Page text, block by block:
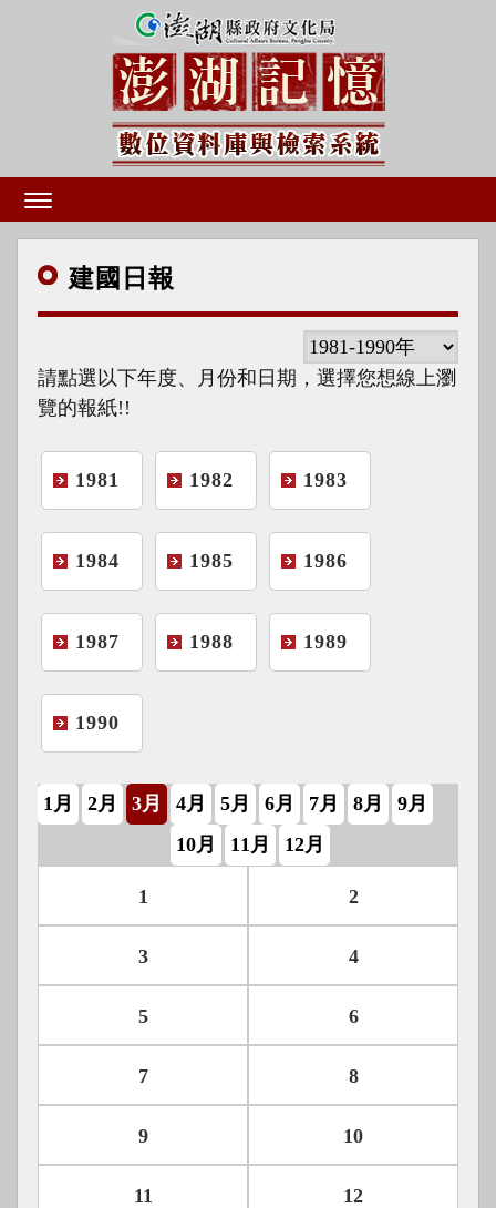
建國 日報
請點選以下年度、月份和日期，選擇您想線上瀏
覽的報紙!!
1981 1982 1983
1984 1985 1986
1987 1988 1989
1990
1月 2月 3月 4月 5月 6月 7月 8月
9月
10月
11月 12月
1 2
3 4
5 6
7 8
9 10
11 12